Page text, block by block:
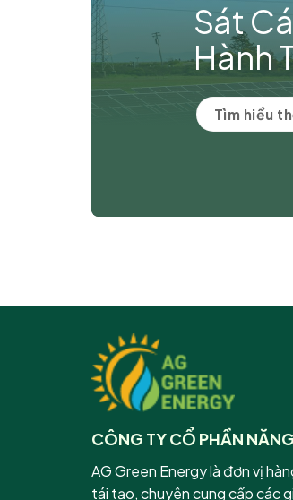
Sát
Hành
Tìm hiểu
CÔNG TY CỔ PHẦN
AG Green Energy là đơn vị
tái tạo, chuyên cung cấp các